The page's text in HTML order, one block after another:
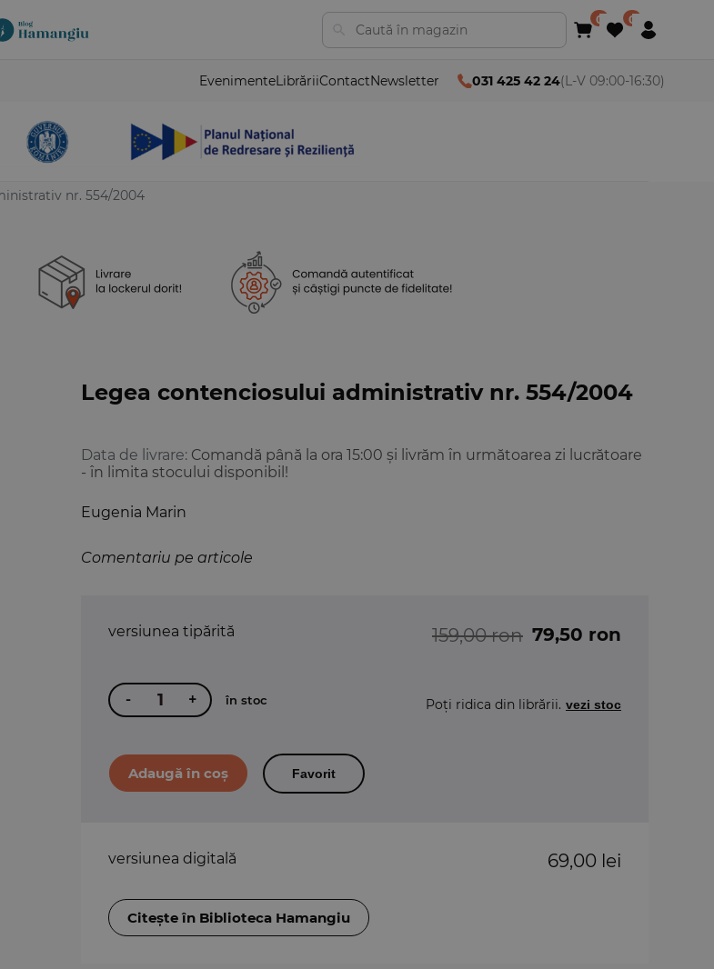
EvenimenteLibrăriiContactNewsletter 031 425 42 24(L-V 09:00-16:30)
nr. 554/2004
Legea contenciosului administrativ nr. 554/2004
Comentariu pe articole
Eugenia Marin
Data de livrare: Comandă până la ora 15:00 și livrăm în următoarea zi lucrătoare
- în limita stocului disponibil!
versiunea tipărită 159,00 ron 79,50 ron
- + în stoc Poți ridica din librării. vezi stoc
Favorit
versiunea digitală 69,00 lei
Citește în Biblioteca Hamangiu